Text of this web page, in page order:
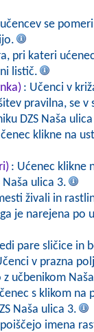
se
pri kateri
listič.
: Učenci v
pravilna, se
DZS Naša
klikne na
: Ućenec klikne
ulica 3.
živali in
je narejena po
pare sličice in
v prazna
z učbenikom
s klikom na
Naša ulica 3.
imena